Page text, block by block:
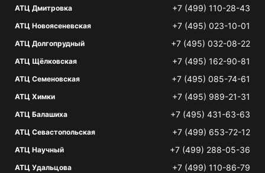
АТЦ Дмитровка +7 (499) 110-28-43
АТЦ Новоясеневская +7 (495) 023-10-01
АТЦ Долгопрудный +7 (495) 032-08-22
АТЦ Щёлковская +7 (495) 162-90-81
АТЦ Семеновская +7 (495) 085-74-61
АТЦ Химки +7 (495) 989-21-31
АТЦ Балашиха +7 (495) 431-63-63
АТЦ Севастопольская +7 (499) 653-72-12
АТЦ Научный +7 (499) 288-05-36
АТЦ Удальцова +7 (499) 110-86-79